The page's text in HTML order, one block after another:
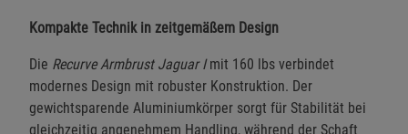
Kompakte Technik in zeitgemäßem Design
Die Recurve Armbrust Jaguar Imit 160 lbs verbindet
modernes Design mit robuster Konstruktion. Der
gewichtsparende Aluminiumkörper sorgt für Stabilität bei
gleichzeitig angenehmem Handling, während der Schaft